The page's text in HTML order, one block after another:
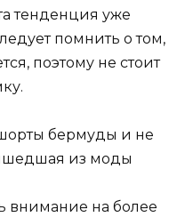
тенденция уже
помнить о том,
поэтому не стоит
внимание на более